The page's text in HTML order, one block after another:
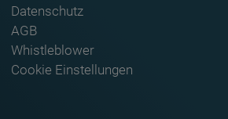
Datenschutz
AGB
Whistleblower
Cookie Einstellungen